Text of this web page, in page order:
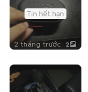
Tin hết hạn
2 tháng trước 2